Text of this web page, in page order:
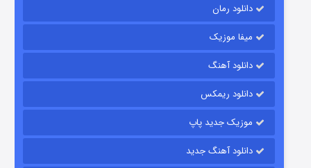
قسمت
دانلود رمان
میفا موزیک
دانلود آهنگ
دانلود ریمکس
موزیک جدید پاپ
دانلود آهنگ جدید